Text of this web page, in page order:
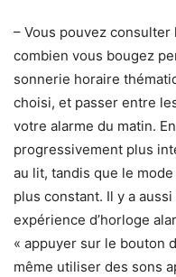
– Vous pouvez
combien vous bougez
sonnerie horaire
choisi, et passer entre
votre alarme du matin.
progressivement plus
au lit, tandis que le
plus constant. Il y a
expérience d’horloge
« appuyer sur le bouton
même utiliser des sons